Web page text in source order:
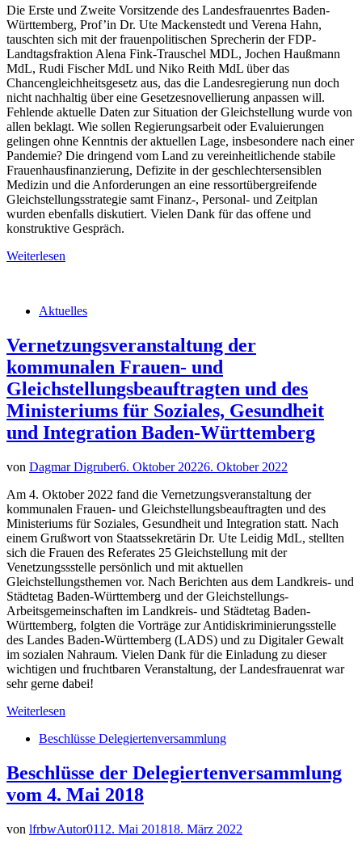
Die Erste und Zweite Vorsitzende des Landesfrauenrtes Baden-
Württemberg, Prof’in Dr. Ute Mackenstedt und Verena Hahn,
tauschten sich mit der frauenpolitischen Sprecherin der FDP-
Landtagsfraktion Alena Fink-Trauschel MDL, Jochen Haußmann
MdL, Rudi Fischer MdL und Niko Reith MdL über das
Chancengleichheitsgesetz aus, das die Landesregierung nun doch
nicht nachhaltig über eine Gesetzesnovellierung anpassen will.
Fehlende aktuelle Daten zur Situation der Gleichstellung wurde von
allen beklagt. Wie sollen Regierungsarbeit oder Evaluierungen
gelingen ohne Kenntnis der aktuellen Lage, insbesondere nach einer
Pandemie? Die dringend vom Land zu vereinheitlichende stabile
Frauenhausfinanzierung, Defizite in der geschlechtersensiblen
Medizin und die Anforderungen an eine ressortübergreifende
Gleichstellungsstrategie samt Finanz-, Personal- und Zeitplan
wurden ebenfalls diskutiert. Vielen Dank für das offene und
konstruktive Gespräch.
Weiterlesen
Aktuelles
Vernetzungsveranstaltung der
kommunalen Frauen- und
Gleichstellungsbeauftragten und des
Ministeriums für Soziales, Gesundheit
und Integration Baden-Württemberg
von Dagmar Digruber6. Oktober 20226. Oktober 2022
Am 4. Oktober 2022 fand die Vernetzungsveranstaltung der
kommunalen Frauen- und Gleichstellungsbeauftragten und des
Ministeriums für Soziales, Gesundheit und Integration statt. Nach
einem Grußwort von Staatssekretärin Dr. Ute Leidig MdL, stellten
sich die Frauen des Referates 25 Gleichstellung mit der
Venetzungssstelle persönlich und mit aktuellen
Gleichstellungsthemen vor. Nach Berichten aus dem Landkreis- und
Städtetag Baden-Württemberg und der Gleichstellungs-
Arbeitsgemeinschaften im Landkreis- und Städtetag Baden-
Württemberg, folgten die Vorträge zur Antidiskriminierungsstelle
des Landes Baden-Württemberg (LADS) und zu Digitaler Gewalt
im sozialen Nahraum. Vielen Dank für die Einladung zu dieser
wichtigen und fruchtbaren Veranstaltung, der Landesfrauenrat war
sehr gerne dabei!
Weiterlesen
Beschlüsse Delegiertenversammlung
Beschlüsse der Delegiertenversammlung
vom 4. Mai 2018
von lfrbwAutor0112. Mai 201818. März 2022